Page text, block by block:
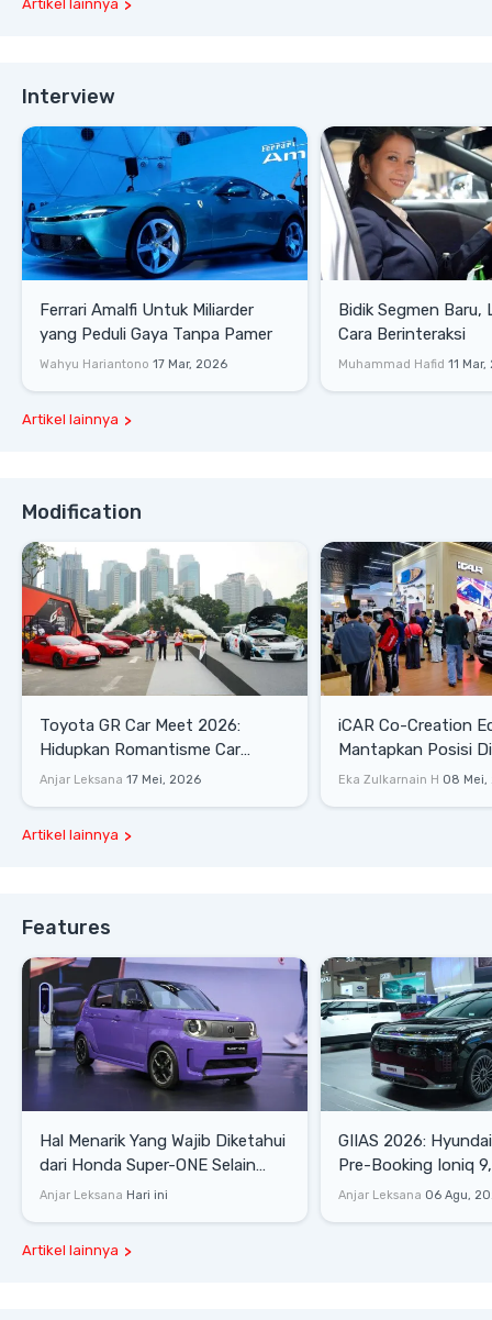
Artikel lainnya
Interview
Ferrari Amalfi Untuk Miliarder
yang Peduli Gaya Tanpa Pamer
Wahyu Hariantono 17 Mar, 2026
Bidik Segmen Baru,
Cara Berinteraksi
Muhammad Hafid 11
Artikel lainnya
Modification
Toyota GR Car Meet 2026:
Hidupkan Romantisme Car
Culture Era 90-an
Anjar Leksana 17 Mei, 2026
iCAR Co-Creation
Mantapkan Posisi
Gaya Hidup
Eka Zulkarnain H 08 Mei,
Artikel lainnya
Features
Hal Menarik Yang Wajib Diketahui
dari Honda Super-ONE Selain
Harga
Anjar Leksana Hari ini
GIIAS 2026:
Pre-Booking Ioniq
Rp1,49 Miliar
Anjar Leksana 06 Agu,
Artikel lainnya